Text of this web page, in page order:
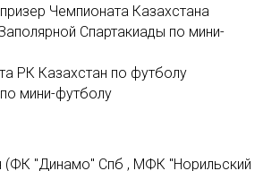
Чемпионата Казахстана
Спартакиады по мини-
РК Казахстан по футболу
мини-футболу
(ФК "Динамо" Спб , МФК "Норильский